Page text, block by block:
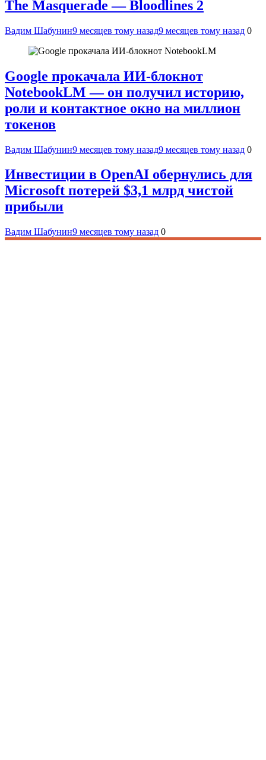
The Masquerade — Bloodlines 2
Вадим Шабунин9 месяцев тому назад9 месяцев тому назад 0
Google прокачала ИИ-блокнот
NotebookLM — он получил историю,
роли и контактное окно на миллион
токенов
Вадим Шабунин9 месяцев тому назад9 месяцев тому назад 0
Инвестиции в OpenAI обернулись для
Microsoft потерей $3,1 млрд чистой
прибыли
Вадим Шабунин9 месяцев тому назад 0